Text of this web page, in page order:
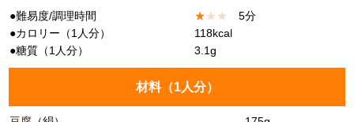
●難易度/調理時間 ★★ ★
5分
●カロリー（1人分）
118kcal
●糖質（1人分）
3.1g
材料（1人分）